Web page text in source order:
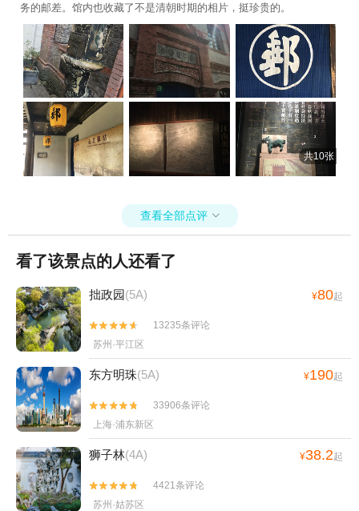
+豫园星空梦幻馆+豫园·海上梨园+浦江郊野公园
+趣味朱家角数字展厅+广富林古陶艺术馆+广富
林文化展示馆+广富林木艺展示馆+广富林考古遗
址展示馆+上海广富林奇石馆+上海之鱼直升机观
光+金茂大厦+金茂大厦云中漫步+海棠湖+上海
星空艺术馆（南京路旗舰店）+滴水湖+玉海棠景
区+浦江之首+玉海棠棠果乐园+上海玉海棠景区-
海棠左岸+印象光绘艺术馆+朱家角实景园林昆曲
《牡丹亭》+《广富林少年村·昆虫》艺术展+外
滩万国建筑博览群+东方明珠旅游码头+上海野生
+迪士尼摄影工作室+上海欢乐谷蹦极+上海·蓝人
秀+广富林郊野公园+上海博物馆(东馆)-已下线
+上海长兴岛博物馆+广富林水下博物馆+黄浦江•
行街来福士店)+彩绘小铺(迪士尼小镇店)+外滩源
壹号1日游
务的邮差。馆内也收藏了不是清朝时期的相片，挺珍贵的。
共10张
查看全部点评 
看了该景点的人还看了
拙政园(5A) ¥80起


13235条评论
苏州·平江区
东方明珠(5A) ¥190起


33906条评论
上海·浦东新区
狮子林(4A) ¥38.2起


4421条评论
苏州·姑苏区